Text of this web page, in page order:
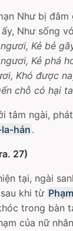
Như bị đâm
Như sống
Kẻ bẻ
Kẻ phá
Khó được
chỗ có hại
tâm ngài,
hán .
27)
tại, ngài
khi từ
trong bàn
của nữ